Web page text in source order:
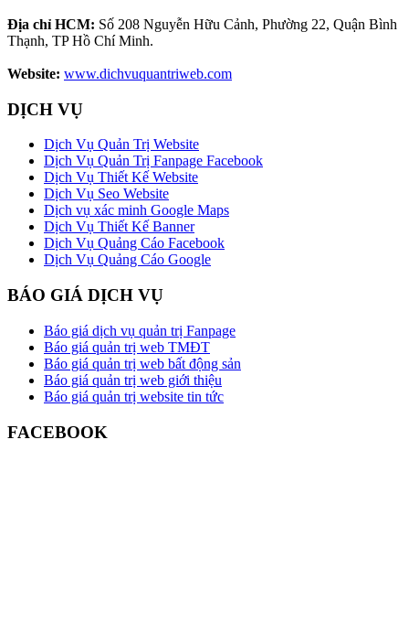
Địa chỉ HCM: Số 208 Nguyễn Hữu Cảnh, Phường 22, Quận Bình
Thạnh, TP Hồ Chí Minh.
Website: www.dichvuquantriweb.com
DỊCH VỤ
Dịch Vụ Quản Trị Website
Dịch Vụ Quản Trị Fanpage Facebook
Dịch Vụ Thiết Kế Website
Dịch Vụ Seo Website
Dịch vụ xác minh Google Maps
Dịch Vụ Thiết Kế Banner
Dịch Vụ Quảng Cáo Facebook
Dịch Vụ Quảng Cáo Google
BÁO GIÁ DỊCH VỤ
Báo giá dịch vụ quản trị Fanpage
Báo giá quản trị web TMĐT
Báo giá quản trị web bất động sản
Báo giá quản trị web giới thiệu
Báo giá quản trị website tin tức
FACEBOOK